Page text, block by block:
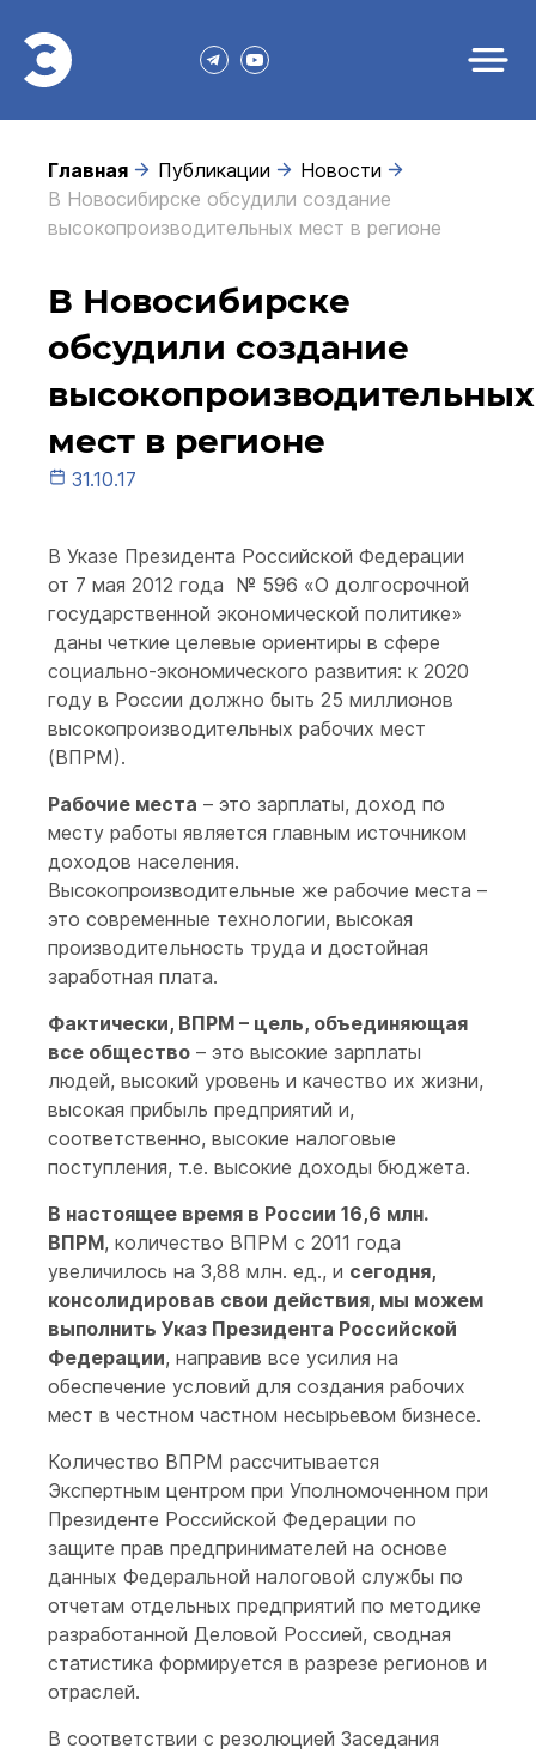
Главная Публикации
Новости
В Новосибирске обсудили создание
высокопроизводительных мест в регионе
В Новосибирске
обсудили создание
высокопроизводительных
мест в регионе
31.10.17
В Указе Президента Российской Федерации
от 7 мая 2012 года № 596 «О долгосрочной
государственной экономической политике»
даны четкие целевые ориентиры в сфере
социально-экономического развития: к 2020
году в России должно быть 25 миллионов
высокопроизводительных рабочих мест
(ВПРМ).
Рабочие места – это зарплаты, доход по
месту работы является главным источником
доходов населения.
Высокопроизводительные же рабочие места –
это современные технологии, высокая
производительность труда и достойная
заработная плата.
Фактически, ВПРМ – цель, объединяющая
все общество – это высокие зарплаты
людей, высокий уровень и качество их жизни,
высокая прибыль предприятий и,
соответственно, высокие налоговые
поступления, т.е. высокие доходы бюджета.
В настоящее время в России 16,6 млн.
ВПРМ, количество ВПРМ с 2011 года
увеличилось на 3,88 млн. ед., и сегодня,
консолидировав свои действия, мы можем
выполнить Указ Президента Российской
Федерации, направив все усилия на
обеспечение условий для создания рабочих
мест в честном частном несырьевом бизнесе.
Количество ВПРМ рассчитывается
Экспертным центром при Уполномоченном при
Президенте Российской Федерации по
защите прав предпринимателей на основе
данных Федеральной налоговой службы по
отчетам отдельных предприятий по методике
разработанной Деловой Россией, сводная
статистика формируется в разрезе регионов и
отраслей.
В соответствии с резолюцией Заседания